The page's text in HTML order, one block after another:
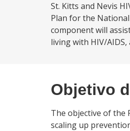
St. Kitts and Nevis
Plan for the
component will
living with HIV/
Objetivo
The objective of the
scaling up